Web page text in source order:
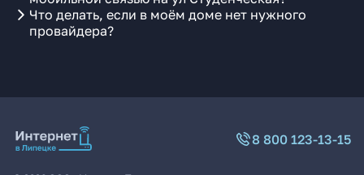
Что делать, если в моём доме нет нужного
провайдера?
8 800 123-13-15